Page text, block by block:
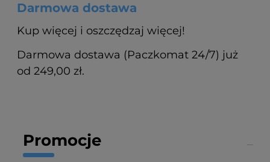
Darmowa dostawa
Kup więcej i oszczędzaj więcej!
Darmowa dostawa (Paczkomat 24/7) już
od 249,00 zł.
Promocje